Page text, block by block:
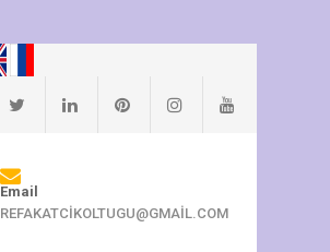
Email
REFAKATCIKOLTUGU@GMAIL.COM